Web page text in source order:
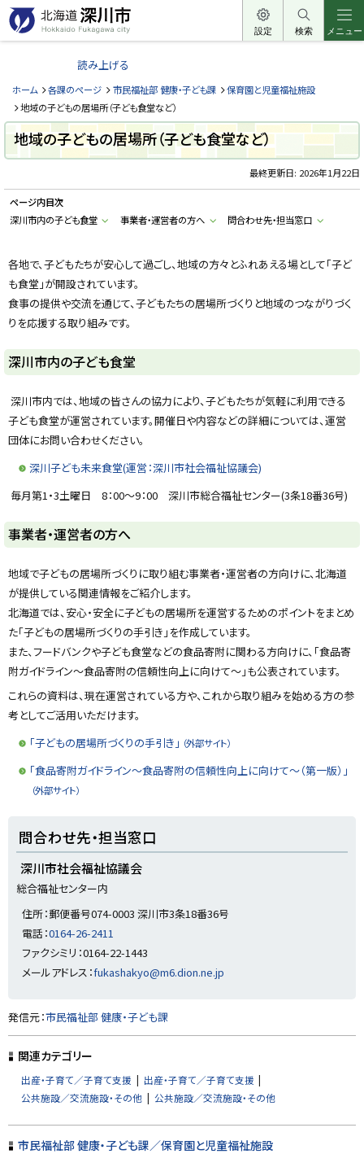
本
文
へ
ー
北
道
深
川
市
H
k
a
d
u
k
a
a
w
a
i
t
y
設定 検索 メニュー
読み上げる
ホーム 各課のページ 市民福祉部 健康・子ども課
保育園と児童福祉施設
地域の子どもの居場所（子ども食堂など）
地域の子どもの居場所（子ども食堂など）
最終更新日: 2026年1月22日
ページ内目次
深川市内の子ども食堂
事業者・運営者の方へ 問合わせ先・担当窓口
各地で、子どもたちが安心して過ごし、地域の方々とふれあえる場として「子ど
も食堂」が開設されています。
食事の提供や交流を通じて、子どもたちの居場所づくりと地域のつながりづく
りを応援する取り組みです。
深川市内の子ども食堂
深川市内では、地域の皆さんの協力により、子どもたちが気軽に利用できる
子ども食堂が運営されています。開催日や内容などの詳細については、運営
団体にお問い合わせください。
深川子ども未来食堂(運営：深川市社会福祉協議会)
毎月第1・3土曜日 8：00～9：00 深川市総合福祉センター(3条18番36号)
ト
ッ
プ
に
戻
る
事業者・運営者の方へ
地域で子どもの居場所づくりに取り組む事業者・運営者の方向けに、北海道
が提供している関連情報をご紹介します。
北海道では、安心・安全に子どもの居場所を運営するためのポイントをまとめ
た「子どもの居場所づくりの手引き」を作成しています。
また、フードバンクや子ども食堂などの食品寄附に関わる方向けに、「食品寄
附ガイドライン～食品寄附の信頼性向上に向けて～」も公表されています。
これらの資料は、現在運営されている方や、これから取り組みを始める方の参
考としてご活用いただけます。
「子どもの居場所づくりの手引き」 （外部サイト）
「食品寄附ガイドライン～食品寄附の信頼性向上に向けて～（第一版）」
（外部サイト）
に
問合わせ先・担当窓口
深川市社会福祉協議会
総合福祉センター内
住所：郵便番号074-0003 深川市3条18番36号
電話：0164-26-2411
ファクシミリ：0164-22-1443
メールアドレス：fukashakyo@m6.dion.ne.jp
ト
ッ
プ
発信元：市民福祉部 健康・子ども課
関連カテゴリー
出産・子育て／子育て支援
出産・子育て／子育て支援
公共施設／交流施設・その他
公共施設／交流施設・その他
市民福祉部 健康・子ども課／保育園と児童福祉施設